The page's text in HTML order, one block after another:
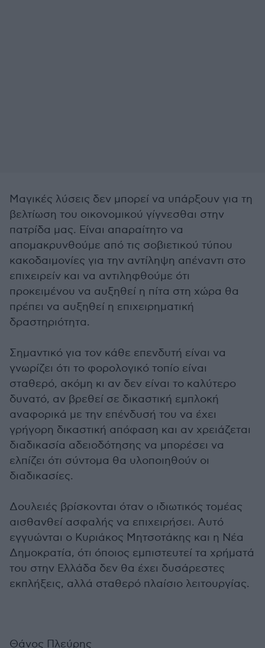
Μαγικές λύσεις δεν μπορεί να υπάρξουν για τη
βελτίωση του οικονομικού γίγνεσθαι στην
πατρίδα μας. Είναι απαραίτητο να
απομακρυνθούμε από τις σοβιετικού τύπου
κακοδαιμονίες για την αντίληψη απέναντι στο
επιχειρείν και να αντιληφθούμε ότι
προκειμένου να αυξηθεί η πίτα στη χώρα θα
πρέπει να αυξηθεί η επιχειρηματική
δραστηριότητα.
Σημαντικό για τον κάθε επενδυτή είναι να
γνωρίζει ότι το φορολογικό τοπίο είναι
σταθερό, ακόμη κι αν δεν είναι το καλύτερο
δυνατό, αν βρεθεί σε δικαστική εμπλοκή
αναφορικά με την επένδυσή του να έχει
γρήγορη δικαστική απόφαση και αν χρειάζεται
διαδικασία αδειοδότησης να μπορέσει να
ελπίζει ότι σύντομα θα υλοποιηθούν οι
διαδικασίες.
Δουλειές βρίσκονται όταν ο ιδιωτικός τομέας
αισθανθεί ασφαλής να επιχειρήσει. Αυτό
εγγυώνται ο Κυριάκος Μητσοτάκης και η Νέα
Δημοκρατία, ότι όποιος εμπιστευτεί τα χρήματά
του στην Ελλάδα δεν θα έχει δυσάρεστες
εκπλήξεις, αλλά σταθερό πλαίσιο λειτουργίας.
Θάνος Πλεύρης